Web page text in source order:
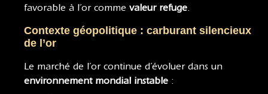
favorable à l’or comme valeur refuge.
Contexte géopolitique : carburant silencieux
de l’or
Le marché de l’or continue d’évoluer dans un
environnement mondial instable :